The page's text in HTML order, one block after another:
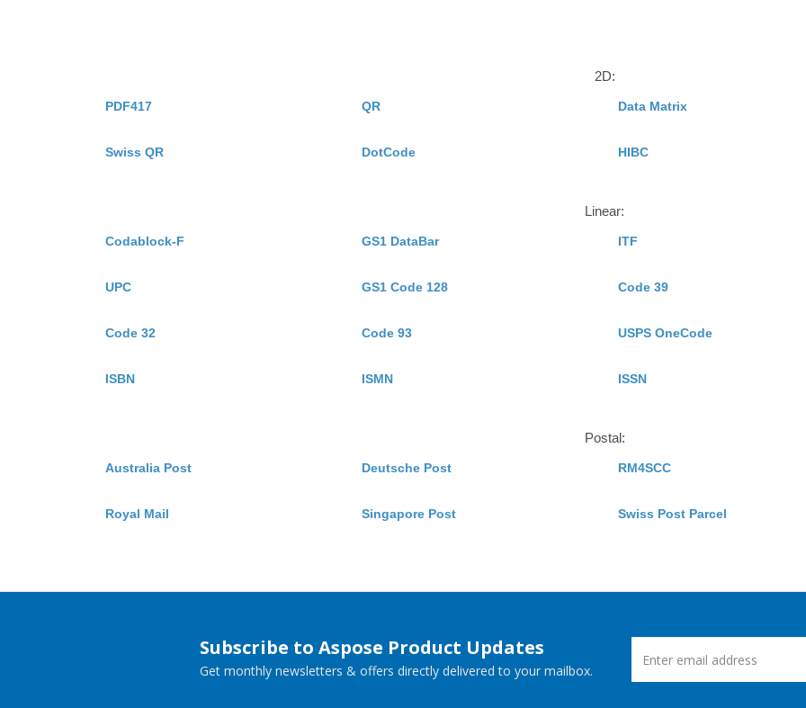
2D:
PDF417 QR Data Matrix
Swiss QR DotCode HIBC
Linear:
Codablock-F GS1 DataBar ITF
UPC GS1 Code 128 Code 39
Code 32 Code 93 USPS OneCode
ISBN ISMN ISSN
Postal:
Australia Post Deutsche Post RM4SCC
Royal Mail Singapore Post Swiss Post Parcel
Subscribe to Aspose Product Updates
Get monthly newsletters & offers directly delivered to your mailbox.